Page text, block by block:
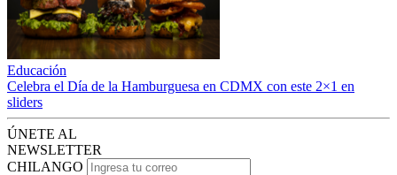
Educación
Celebra el Día de la Hamburguesa en CDMX con este 2×1 en
sliders
ÚNETE AL
NEWSLETTER
CHILANGO